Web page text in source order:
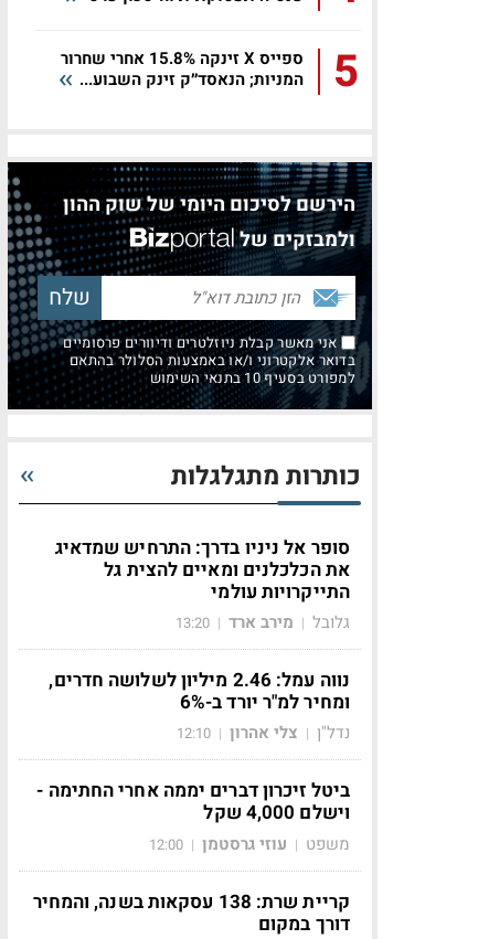
5
ספייס X זינקה 15.8% אחרי שחרור
המניות; הנאסד״ק זינק השבוע...
הירשם לסיכום היומי של שוק ההון
ולמבזקים של
אני מאשר קבלת ניוזלטרים ודיוורים פרסומיים
בדואר אלקטרוני ו/או באמצעות הסלולר בהתאם
למפורט בסעיף 10 בתנאי השימוש
כותרות מתגלגלות
סופר אל ניניו בדרך: התרחיש שמדאיג
את הכלכלנים ומאיים להצית גל
התייקרויות עולמי
גלובל | מירב ארד |
13:20
נווה עמל: 2.46 מיליון לשלושה חדרים,
ומחיר למ"ר יורד ב-6%
נדל"ן | צלי אהרון |
12:10
ביטל זיכרון דברים יממה אחרי החתימה -
וישלם 4,000 שקל
משפט | עוזי גרסטמן |
12:00
קריית שרת: 138 עסקאות בשנה, והמחיר
דורך במקום